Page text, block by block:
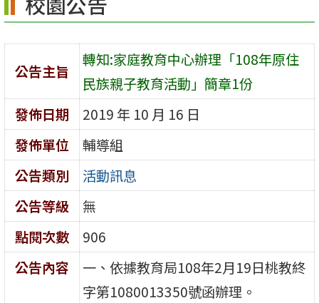
區
公告主旨
轉知:家庭教育中心辦理「108年原住
民族親子教育活動」簡章1份
發佈日期
2019 年 10 月 16 日
發佈單位
輔導組
公告類別
活動訊息
公告等級
無
點閱次數
906
公告內容
一、依據教育局108年2月19日桃教終
字第1080013350號函辦理。